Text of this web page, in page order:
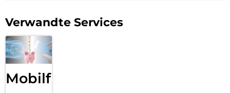
Verwandte Services
Mobilfunk